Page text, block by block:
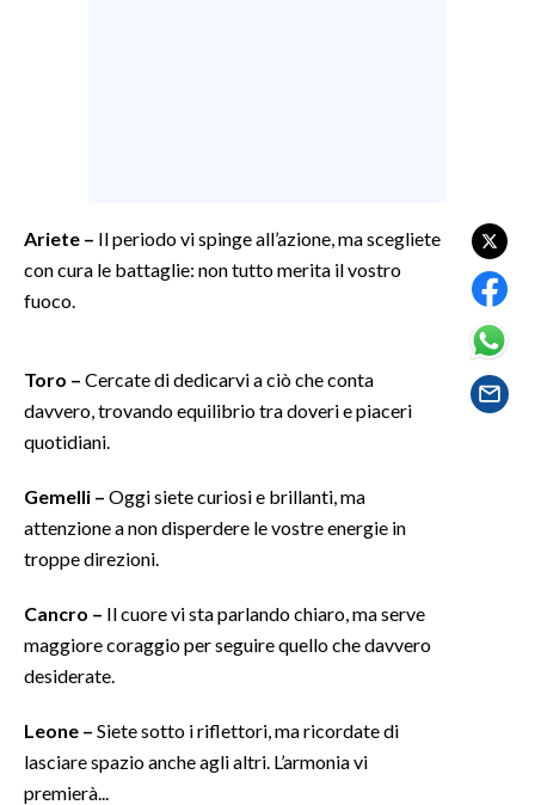
MOTORI
TENNIS
ALTRI SPORT
SPETTACOLI
SALUTE
SARDI NEL MONDO
EVENTI
#CARAUNIONE
Ariete – Il periodo vi spinge all’azione, ma scegliete
con cura le battaglie: non tutto merita il vostro
fuoco.
Toro – Cercate di dedicarvi a ciò che conta
davvero, trovando equilibrio tra doveri e piaceri
quotidiani.
Gemelli – Oggi siete curiosi e brillanti, ma
attenzione a non disperdere le vostre energie in
troppe direzioni.
Cancro – Il cuore vi sta parlando chiaro, ma serve
maggiore coraggio per seguire quello che davvero
desiderate.
Leone – Siete sotto i riflettori, ma ricordate di
lasciare spazio anche agli altri. L’armonia vi
premierà...